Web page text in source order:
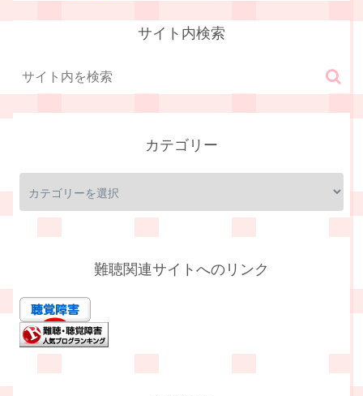
サイト内検索
カテゴリー
難聴関連サイトへのリンク